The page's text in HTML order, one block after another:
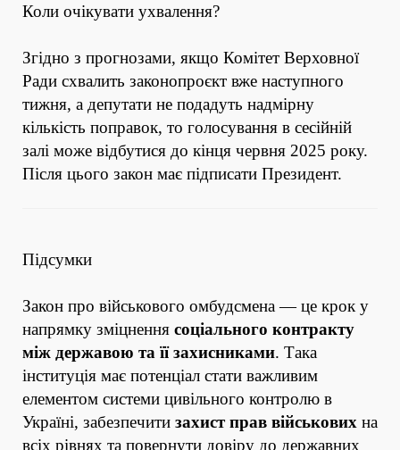
Коли очікувати ухвалення?
Згідно з прогнозами, якщо Комітет Верховної
Ради схвалить законопроєкт вже наступного
тижня, а депутати не подадуть надмірну
кількість поправок, то голосування в сесійній
залі може відбутися до кінця червня 2025 року.
Після цього закон має підписати Президент.
Підсумки
Закон про військового омбудсмена — це крок у
напрямку зміцнення соціального контракту
між державою та її захисниками. Така
інституція має потенціал стати важливим
елементом системи цивільного контролю в
Україні, забезпечити захист прав військових на
всіх рівнях та повернути довіру до державних